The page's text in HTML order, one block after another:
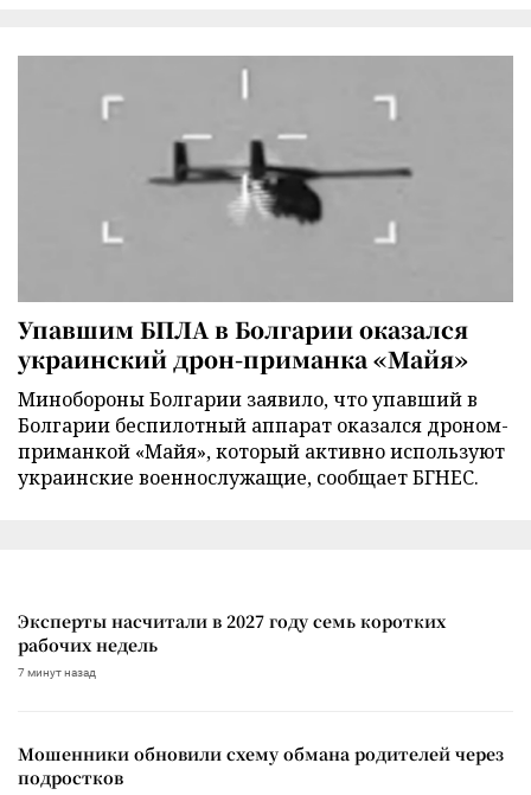
Упавшим БПЛА в Болгарии оказался
украинский дрон-приманка «Майя»
Минобороны Болгарии заявило, что упавший в
Болгарии беспилотный аппарат оказался дроном-
приманкой «Майя», который активно используют
украинские военнослужащие, сообщает БГНЕС.
Эксперты насчитали в 2027 году семь коротких
рабочих недель
7 минут назад
Мошенники обновили схему обмана родителей через
подростков